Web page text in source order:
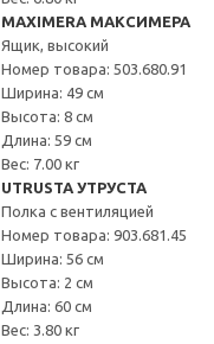
MAXIMERA МАКСИМЕРА
Ящик, высокий
Номер товара: 503.680.91
Ширина: 49 см
Высота: 8 см
Длина: 59 см
Вес: 7.00 кг
UTRUSTA УТРУСТА
Полка с вентиляцией
Номер товара: 903.681.45
Ширина: 56 см
Высота: 2 см
Длина: 60 см
Вес: 3.80 кг